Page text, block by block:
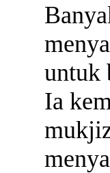
B
untuk
Ia